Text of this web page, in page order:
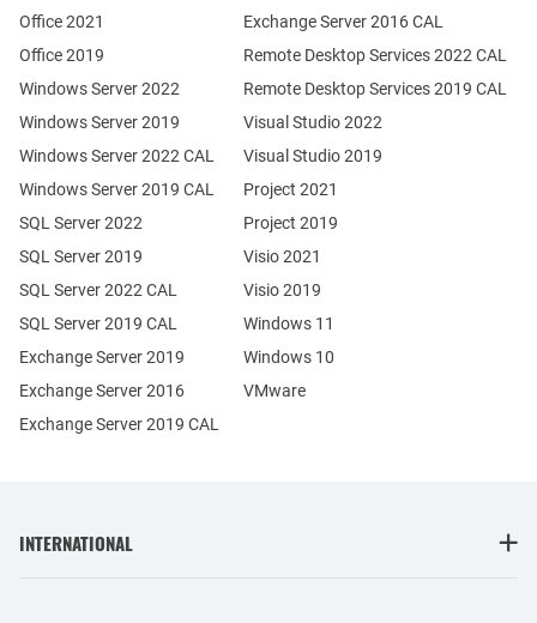
Office 2021
Office 2019
Windows Server 2022
Windows Server 2019
Exchange Server 2019
Exchange Server 2016
SQL Server 2022
SQL Server 2019
Windows Server 2022 CAL
Windows Server 2019 CAL
SQL Server 2022 CAL
SQL Server 2019 CAL
Remote Desktop Services 2022 CAL
Remote Desktop Services 2019 CAL
Exchange Server 2019 CAL
Exchange Server 2016 CAL
Visual Studio 2022
Visual Studio 2019
Project 2021
Project 2019
Visio 2021
Visio 2019
Windows 11
Windows 10
VMware
INTERNATIONAL